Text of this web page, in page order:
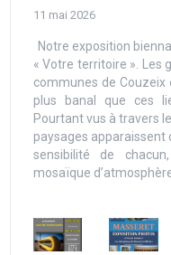
11 mai 2026
Notre exposition
« Votre territoire ». Les
communes de
plus banal que ces
Pourtant vus à travers
paysages
sensibilité de
mosaïque